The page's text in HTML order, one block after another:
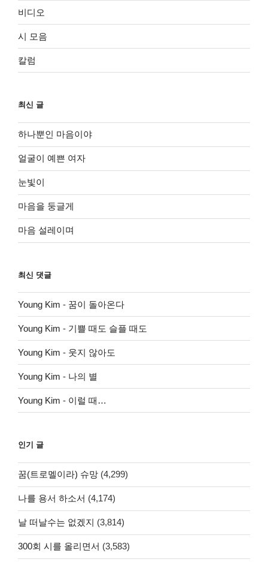
비디오
시 모음
칼럼
최신 글
하나뿐인 마음이야
얼굴이 예쁜 여자
눈빛이
마음을 둥글게
마음 설레이며
최신 댓글
Young Kim - 꿈이 돌아온다
Young Kim - 기쁠 때도 슬플 때도
Young Kim - 웃지 않아도
Young Kim - 나의 별
Young Kim - 이럴 때…
인기 글
꿈(트로멜이라) 슈망 (4,299)
나를 용서 하소서 (4,174)
날 떠날수는 없겠지 (3,814)
300회 시를 올리면서 (3,583)